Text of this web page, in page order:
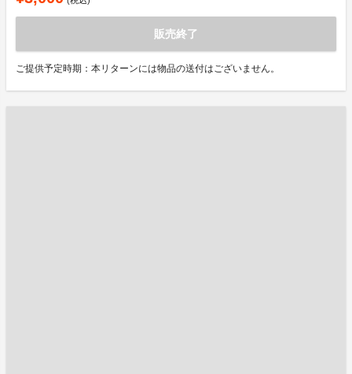
販売終了
ご提供予定時期：本リターンには物品の送付はございません。